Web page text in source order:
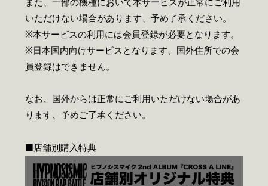
いただけない場合があります、予め了承ください。
※本サービスの利用には会員登録が必要となります。
※日本国内向けサービスとなります、国外住所での会
員登録はできません。
なお、国外からは正常にご利用いただけない場合があ
ります、予めご了承ください。
■店舗別購入特典